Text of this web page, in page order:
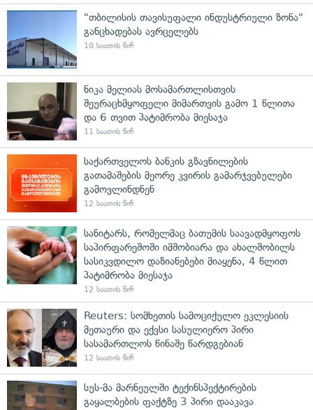
"თბილისის თავისუფალი ინდუსტრიული ზონა"
განცხადებას ავრცელებს
10 საათის წინ
ნიკა მელიას მოსამართლისთვის
შეურაცხმყოფელი მიმართვის გამო 1 წლითა
და 6 თვით პატიმრობა მიესაჯა
11 საათის წინ
საქართველოს ბანკის გზავნილების
გათამაშების მეორე კვირის გამარჯვებულები
გამოვლინდნენ
12 საათის წინ
სანიტარს, რომელმაც ბათუმის საავადმყოფოს
საპირფარეშოში იმშობიარა და ახალშობილს
სასიკვდილო დაზიანებები მიაყენა, 4 წლით
პატიმრობა მიესაჯა
12 საათის წინ
Reuters: სომხეთის სამოციქულო ეკლესიის
მეთაური და ექვსი სასულიერო პირი
სასამართლოს წინაშე წარდგებიან
12 საათის წინ
სუს-მა მარნეულში ტექინსპექტირების
გაყალბების ფაქტზე 3 პირი დააკავა